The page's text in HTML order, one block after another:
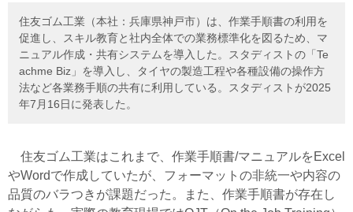
住友ゴム工業（本社：兵庫県神戸市）は、作業手順書の利用を
促進し、スキル教育と社内全体での業務標準化を図るため、マ
ニュアル作成・共有システムを導入した。スタディストの「Te
achme Biz」を導入し、タイヤの製造工程や各種設備の操作方
法など各業務手順の共有に利用している。スタディストが2025
年7月16日に発表した。
住友ゴム工業はこれまで、作業手順書/マニュアルをExcel
やWordで作成していたが、フォーマットの非統一や内容の
品質のバラつきが課題だった。また、作業手順書が存在し